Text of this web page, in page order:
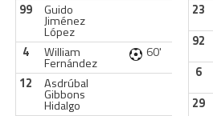
99 Guido
Jiménez
López
4
William
Fernández
60'
12
Asdrúbal
Gibbons
Hidalgo
23
92
6
29